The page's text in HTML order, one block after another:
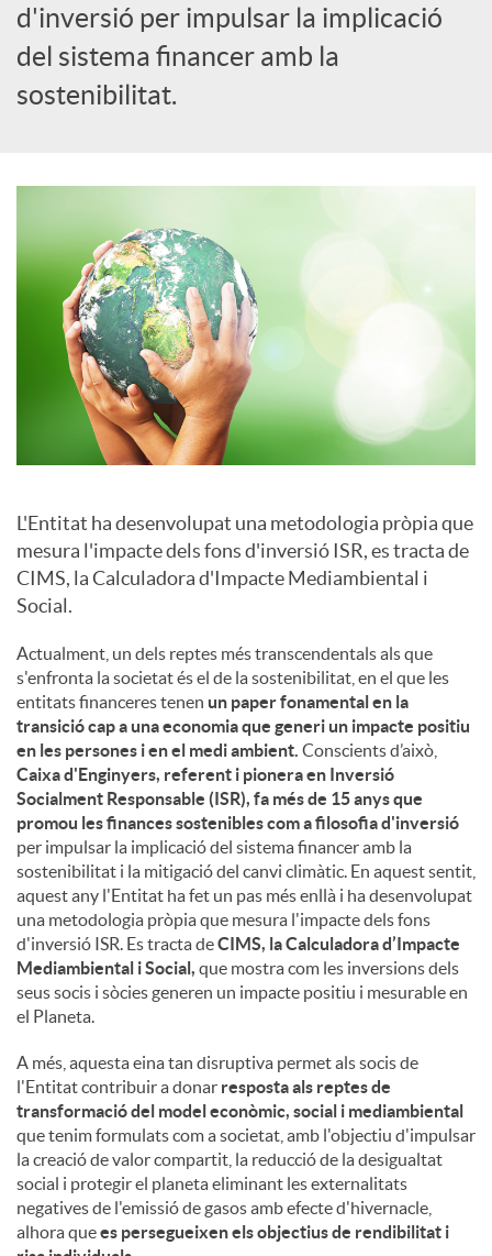
S
o
c
i
s
d'inversió per impulsar la implicació
del sistema financer amb la
sostenibilitat.
L'Entitat ha desenvolupat una metodologia pròpia que
mesura l'impacte dels fons d'inversió ISR, es tracta de
CIMS, la Calculadora d'Impacte Mediambiental i
Social.
Actualment, un dels reptes més transcendentals als que
s'enfronta la societat és el de la sostenibilitat, en el que les
entitats financeres tenen un paper fonamental en la
transició cap a una economia que generi un impacte positiu
en les persones i en el medi ambient. Conscients d’això,
Caixa d'Enginyers, referent i pionera en Inversió
Socialment Responsable (ISR), fa més de 15 anys que
promou les finances sostenibles com a filosofia d'inversió
per impulsar la implicació del sistema financer amb la
sostenibilitat i la mitigació del canvi climàtic. En aquest sentit,
aquest any l'Entitat ha fet un pas més enllà i ha desenvolupat
una metodologia pròpia que mesura l'impacte dels fons
d'inversió ISR. Es tracta deCIMS, la Calculadora d’Impacte
Mediambiental i Social, que mostra com les inversions dels
seus socis i sòcies generen un impacte positiu i mesurable en
el Planeta.
A més, aquesta eina tan disruptiva permet als socis de
l'Entitat contribuir a donar resposta als reptes de
transformació del model econòmic, social i mediambiental
que tenim formulats com a societat, amb l'objectiu d'impulsar
la creació de valor compartit, la reducció de la desigualtat
social i protegir el planeta eliminant les externalitats
negatives de l'emissió de gasos amb efecte d'hivernacle,
alhora quees persegueixen els objectius de rendibilitat i